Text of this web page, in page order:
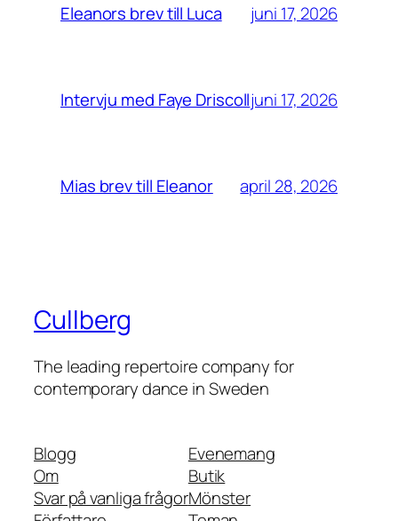
Eleanors brev till Luca juni 17, 2026
Intervju med Faye Driscolljuni 17, 2026
Mias brev till Eleanor april 28, 2026
Cullberg
The leading repertoire company for
contemporary dance in Sweden
Blogg
Om
Svar på vanliga frågor
Evenemang
Butik
Mönster